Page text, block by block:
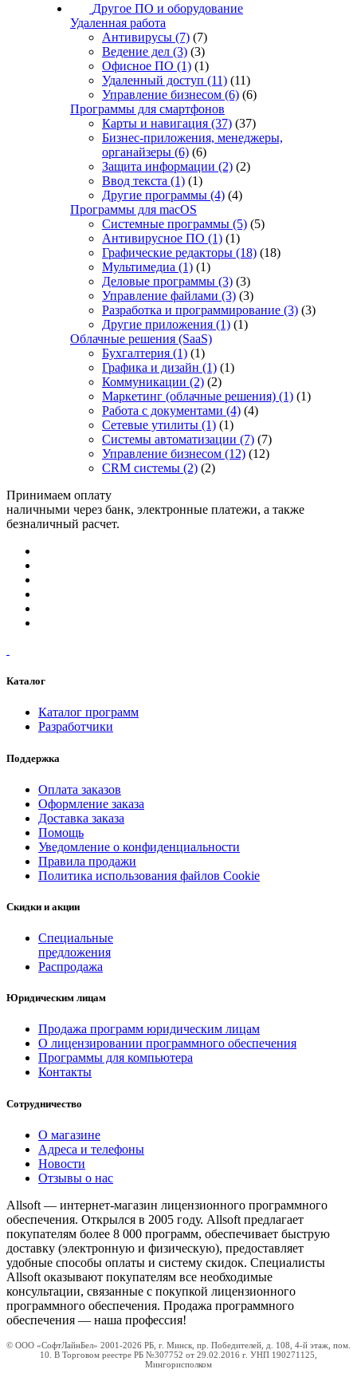
Другое ПО и оборудование
Удаленная работа
Антивирусы (7) (7)
Ведение дел (3) (3)
Офисное ПО (1) (1)
Удаленный доступ (11) (11)
Управление бизнесом (6) (6)
Программы для смартфонов
Карты и навигация (37) (37)
Бизнес-приложения, менеджеры,
органайзеры (6) (6)
Защита информации (2) (2)
Ввод текста (1) (1)
Другие программы (4) (4)
Программы для macOS
Системные программы (5) (5)
Антивирусное ПО (1) (1)
Графические редакторы (18) (18)
Мультимедиа (1) (1)
Деловые программы (3) (3)
Управление файлами (3) (3)
Разработка и программирование (3) (3)
Другие приложения (1) (1)
Облачные решения (SaaS)
Бухгалтерия (1) (1)
Графика и дизайн (1) (1)
Коммуникации (2) (2)
Маркетинг (облачные решения) (1) (1)
Работа с документами (4) (4)
Сетевые утилиты (1) (1)
Системы автоматизации (7) (7)
Управление бизнесом (12) (12)
CRM системы (2) (2)
Принимаем оплату
наличными через банк, электронные платежи, а также
безналичный расчет.
Каталог
Каталог программ
Разработчики
Поддержка
Оплата заказов
Оформление заказа
Доставка заказа
Помощь
Уведомление о конфиденциальности
Правила продажи
Политика использования файлов Cookie
Скидки и акции
Специальные
предложения
Распродажа
Юридическим лицам
Продажа программ юридическим лицам
О лицензировании программного обеспечения
Программы для компьютера
Контакты
Сотрудничество
О магазине
Адреса и телефоны
Новости
Отзывы о нас
Allsoft — интернет-магазин лицензионного программного
обеспечения. Открылся в 2005 году. Allsoft предлагает
покупателям более 8 000 программ, обеспечивает быструю
доставку (электронную и физическую), предоставляет
удобные способы оплаты и систему скидок. Специалисты
Allsoft оказывают покупателям все необходимые
консультации, связанные с покупкой лицензионного
программного обеспечения. Продажа программного
обеспечения — наша профессия!
© ООО «СофтЛайнБел» 2001-2026 РБ, г. Минск, пр. Победителей, д. 108, 4-й этаж, пом.
10. В Торговом реестре РБ №307752 от 29.02.2016 г. УНП 190271125,
Мингорисполком